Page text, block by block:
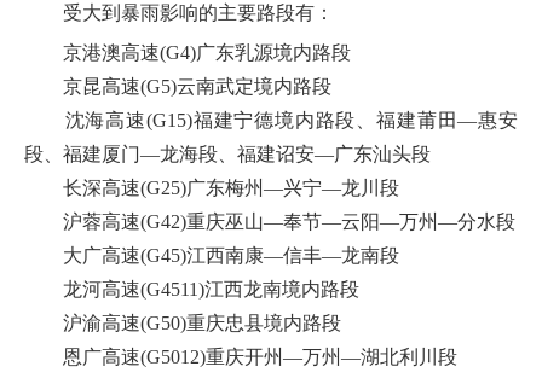
受大到暴雨影响的主要路段有：
京港澳高速(G4)广东乳源境内路段
京昆高速(G5)云南武定境内路段
沈海高速(G15)福建宁德境内路段、福建莆田—惠安
段、福建厦门—龙海段、福建诏安—广东汕头段
长深高速(G25)广东梅州—兴宁—龙川段
沪蓉高速(G42)重庆巫山—奉节—云阳—万州—分水段
大广高速(G45)江西南康—信丰—龙南段
龙河高速(G4511)江西龙南境内路段
沪渝高速(G50)重庆忠县境内路段
恩广高速(G5012)重庆开州—万州—湖北利川段